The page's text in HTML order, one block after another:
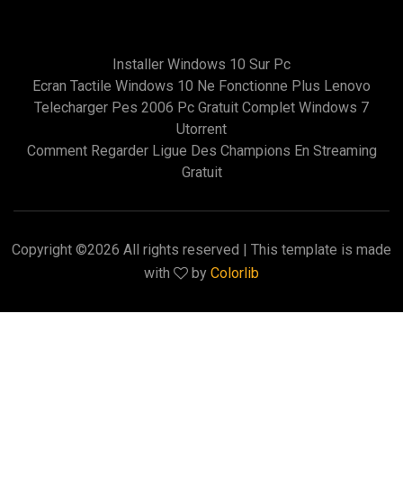
Installer Windows 10 Sur Pc
Ecran Tactile Windows 10 Ne Fonctionne Plus Lenovo
Telecharger Pes 2006 Pc Gratuit Complet Windows 7
Utorrent
Comment Regarder Ligue Des Champions En Streaming
Gratuit
Copyright ©2026 All rights reserved | This template is made
with
by Colorlib